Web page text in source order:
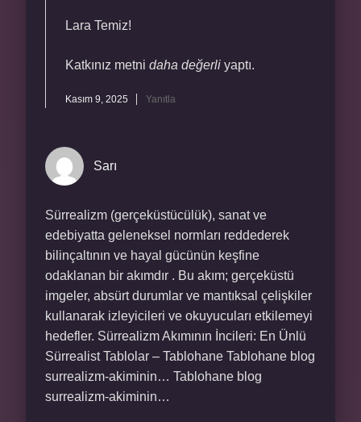
Lara Temiz!
Katkınız metni daha değerli yaptı.
Kasım 9, 2025 Yanıtla
Sarı
Sürrealizm (gerçeküstücülük), sanat ve
edebiyatta geleneksel normları reddederek
bilinçaltının ve hayal gücünün keşfine
odaklanan bir akımdır . Bu akım; gerçeküstü
imgeler, absürt durumlar ve mantıksal çelişkiler
kullanarak izleyicileri ve okuyucuları etkilemeyi
hedefler. Sürrealizm Akımının İncileri: En Ünlü
Sürrealist Tablolar – Tablohane Tablohane blog
surrealizm-akiminin… Tablohane blog
surrealizm-akiminin…